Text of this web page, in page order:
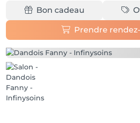
Bon cadeau
Prendre